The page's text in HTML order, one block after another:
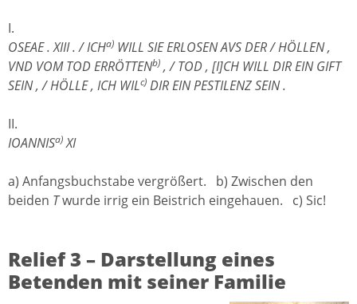
I.
OSEAE . XIII . / ICHa) WILL SIE ERLOSEN AVS DER / HÖLLEN ,
VND VOM TOD ERRÖTTENb) , / TOD , [I]CH WILL DIR EIN GIFT
SEIN , / HÖLLE , ICH WILc) DIR EIN PESTILENZ SEIN .
II.
IOANNISa)XI
a) Anfangsbuchstabe vergrößert. b) Zwischen den
beiden Twurde irrig ein Beistrich eingehauen. c) Sic!
Relief 3 – Darstellung eines
Betenden mit seiner Familie